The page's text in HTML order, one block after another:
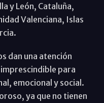
y León, Cataluña,
Valenciana, Islas
dan una atención
para
emocional y social.
ya que no tienen